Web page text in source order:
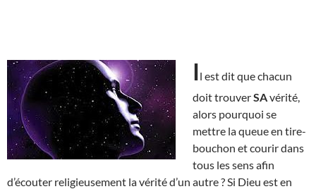
Il est dit que chacun
doit trouverSAvérité,
alors pourquoi se
mettre la queue en tire-
bouchon et courir dans
tous les sens afin
d’écouter religieusement la vérité d’un autre ? Si Dieu est en